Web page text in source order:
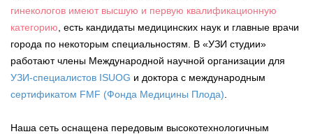
гинекологов имеют высшую и первую квалификационную
категорию , есть кандидаты медицинских наук и главные врачи
города по некоторым специальностям. В «УЗИ студии»
работают члены Международной научной организации для
УЗИ-специалистов ISUOG и доктора с международным
сертификатом FMF (Фонда Медицины Плода)
Наша сеть оснащена передовым высокотехнологичным